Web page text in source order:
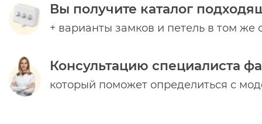
Вы получите каталог
+ варианты замков и петель в том же
Консультацию специалиста
который поможет определиться с